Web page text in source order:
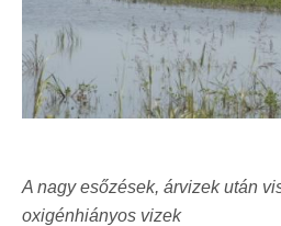
A nagy esőzések, árvizek után
oxigénhiányos vizek